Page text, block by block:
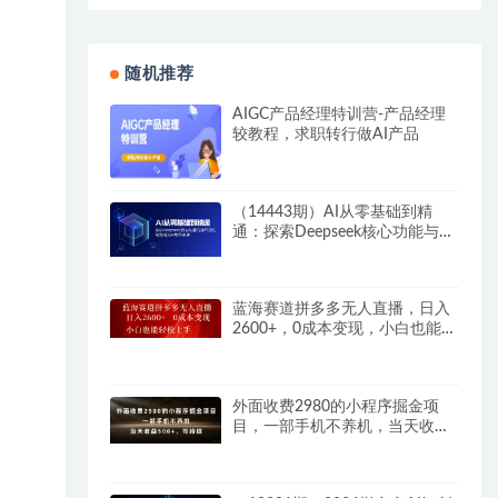
随机推荐
AIGC产品经理特训营-产品经理
较教程，求职转行做AI产品
（14443期）AI从零基础到精
通：探索Deepseek核心功能与操
蓝海赛道拼多多无人直播，日入
2600+，0成本变现，小白也能轻
外面收费2980的小程序掘金项
目，一部手机不养机，当天收益